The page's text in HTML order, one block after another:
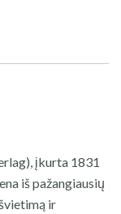
įkurta 1831
iš pažangiausių
ir